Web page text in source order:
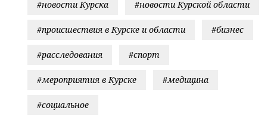
#новости Курска #новости Курской области
#происшествия в Курске и области #бизнес
#расследования #спорт
#мероприятия в Курске #медицина
#социальное